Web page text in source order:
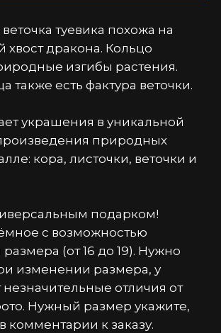
туевика похожа на
хвост дракона. Кольцо
изгибы растения.
также есть фактура веточки.
украшения в уникальной
природных
кора, листочки, веточки и
подарком!
с возможностью
(от 16 до 19). Нужно
изменении размера, у
незначительные отличия от
Нужный размер укажите,
комментарии к заказу.